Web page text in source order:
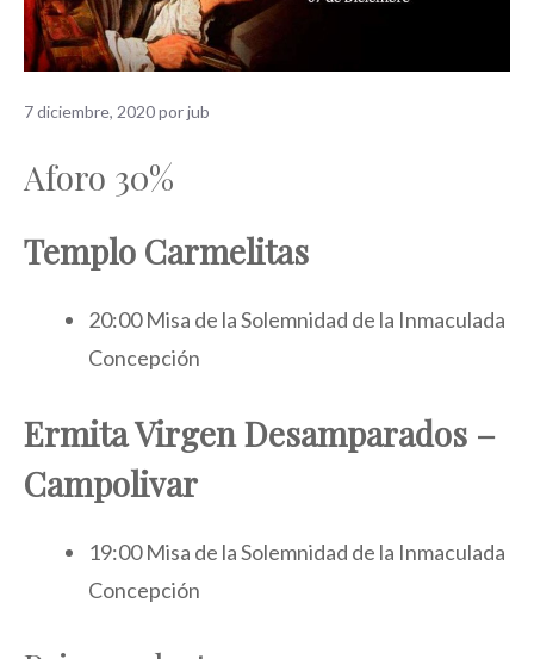
7 diciembre, 2020porjub
Aforo 30%
Templo Carmelitas
20:00 Misa de la Solemnidad de la Inmaculada
Concepción
Ermita Virgen Desamparados –
Campolivar
19:00 Misa de la Solemnidad de la Inmaculada
Concepción